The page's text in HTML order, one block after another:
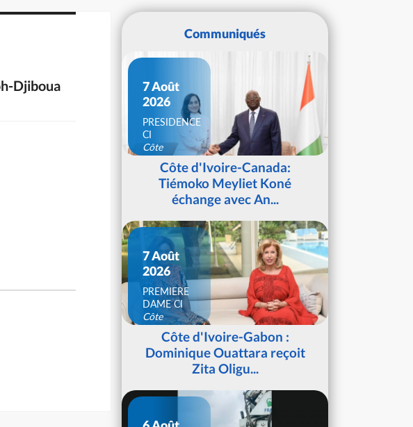
Djiboua
Communiqués
7 Août
2026
PRESIDENCE
CI
Côte
d'IvoireCôte d'Ivoire-Canada:
Tiémoko Meyliet Koné
échange avec An...
7 Août
2026
PREMIERE
DAME CI
Côte
d'IvoireCôte d'Ivoire-Gabon :
Dominique Ouattara reçoit
Zita Oligu...